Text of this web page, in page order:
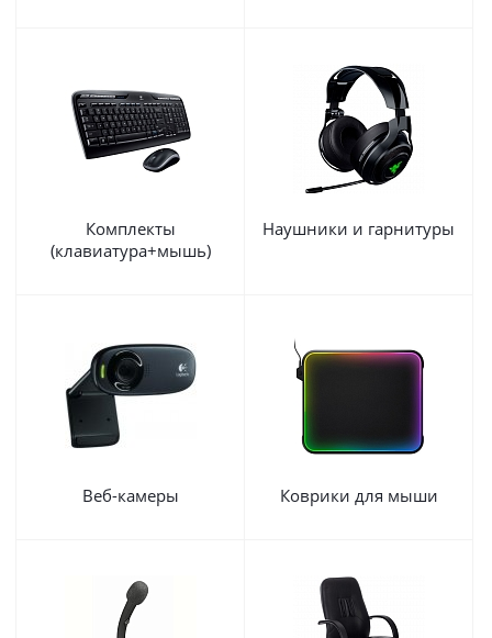
Комплекты
(клавиатура+мышь)
Наушники и гарнитуры
Веб-камеры Коврики для мыши